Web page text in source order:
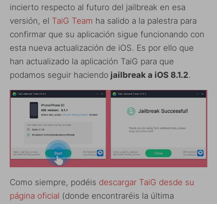
incierto respecto al futuro del jailbreak en esa
versión, el TaiG Team ha salido a la palestra para
confirmar que su aplicación sigue funcionando con
esta nueva actualización de iOS. Es por ello que
han actualizado la aplicación TaiG para que
podamos seguir haciendo jailbreak a iOS 8.1.2.
Como siempre, podéis descargar TaiG desde su
página oficial (donde encontraréis la última